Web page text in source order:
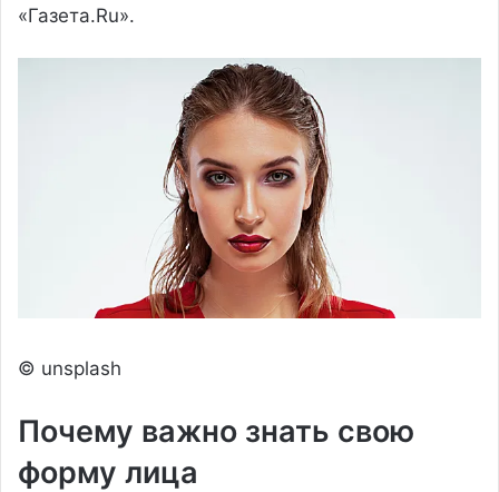
«Газета.Ru».
© unsplash
Почему важно знать свою
форму лица